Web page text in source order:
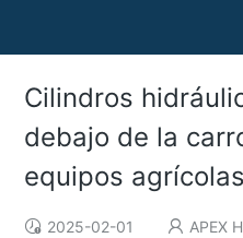
Cilindros
debajo de la
equipos agrícolas
2025-02-01 APEX